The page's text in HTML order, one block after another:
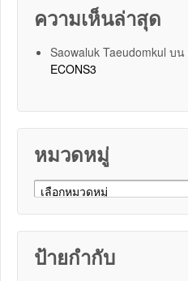
ความเห็นล่าสุด
Saowaluk Taeudomkul บน
ECONS3
หมวดหมู่
หมวดหมู่
ป้ายกำกับ